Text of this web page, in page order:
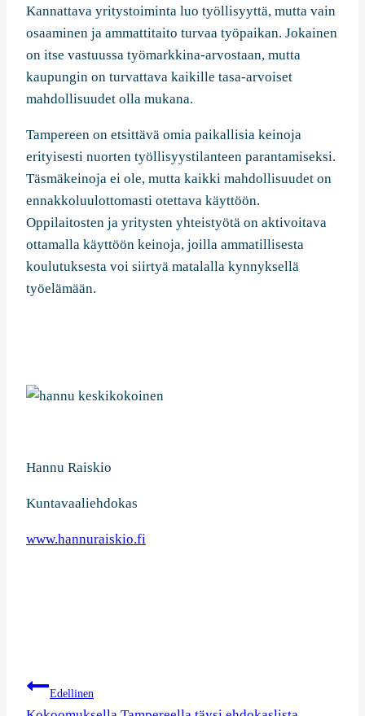
Kannattava yritystoiminta luo työllisyyttä, mutta vain
osaaminen ja ammattitaito turvaa työpaikan. Jokainen
on itse vastuussa työmarkkina-arvostaan, mutta
kaupungin on turvattava kaikille tasa-arvoiset
mahdollisuudet olla mukana.
Tampereen on etsittävä omia paikallisia keinoja
erityisesti nuorten työllisyystilanteen parantamiseksi.
Täsmäkeinoja ei ole, mutta kaikki mahdollisuudet on
ennakkoluulottomasti otettava käyttöön.
Oppilaitosten ja yritysten yhteistyötä on aktivoitava
ottamalla käyttöön keinoja, joilla ammatillisesta
koulutuksesta voi siirtyä matalalla kynnyksellä
työelämään.
Hannu Raiskio
Kuntavaaliehdokas
www.hannuraiskio.fi
Artikkelien
Edellinen